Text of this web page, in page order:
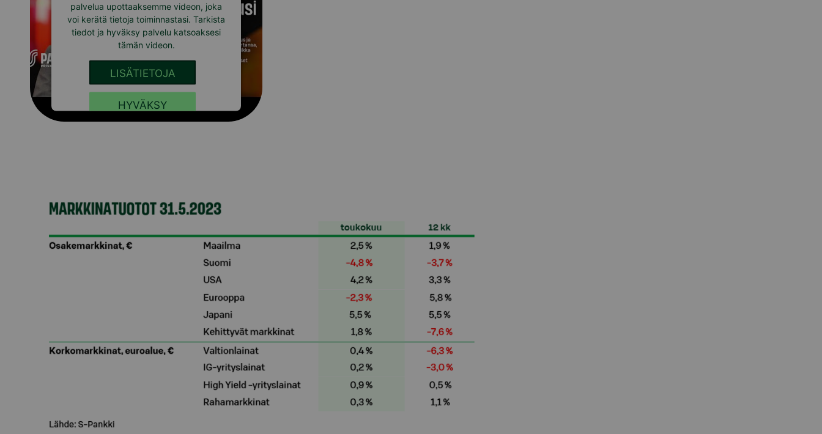
palvelua upottaaksemme videon, joka
voi kerätä tietoja toiminnastasi. Tarkista
tiedot ja hyväksy palvelu katsoaksesi
tämän videon.
LISÄTIETOJA
HYVÄKSY